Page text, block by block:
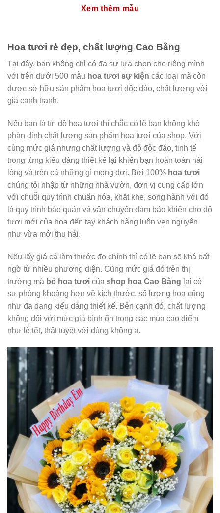
Xem thêm mẫu
Hoa tươi rẻ đẹp, chất lượng Cao Bằng
Tại đây, bạn không chỉ có đa sự lựa chọn cho riêng mình
với trên dưới 500 mẫu hoa tươi sự kiện các loại mà còn
được sở hữu sản phẩm hoa tươi độc đáo, chất lượng với
giá cạnh tranh.
Nếu bạn là tín đồ hoa tươi thì chắc có lẽ bạn không khó
phân định chất lượng sản phẩm hoa tươi của shop. Với
cùng mức giá nhưng chất lượng và độ độc đáo, tinh tế
trong từng kiểu dáng thiết kế lại khiến bạn hoàn toàn hài
lòng và trên cả những gì mong đợi. Bởi 100% hoa tươi
chúng tôi nhập từ những nhà vườn, đơn vị cung cấp lớn
với chuỗi quy trình chuẩn hóa, khắt khe, song hành với đó
là quy trình bảo quản và vận chuyển đảm bảo khiến cho độ
tươi mới của hoa đến tay khách hàng luôn vẹn nguyên
như vừa mới thu hái.
Nếu lấy giá cả làm thước đo chính thì có lẽ bạn sẽ khá bất
ngờ từ nhiều phương diện. Cũng mức giá đó trên thị
trường mà bó hoa tươi của shop hoa Cao Bằng lại có
sự phóng khoáng hơn về kích thước, số lượng hoa cũng
như đa dạng kiểu dáng thiết kế. Bên cạnh đó, chất lượng
không đổi với mức giá bình ổn trong các mùa cao điểm
như lễ tết, thật tuyệt vời đúng không ạ.